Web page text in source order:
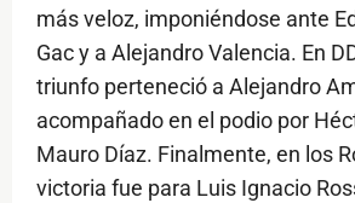
más veloz, imponiéndose ante
Gac y a Alejandro Valencia. En
triunfo perteneció a Alejandro
acompañado en el podio por
Mauro Díaz. Finalmente, en los
victoria fue para Luis Ignacio